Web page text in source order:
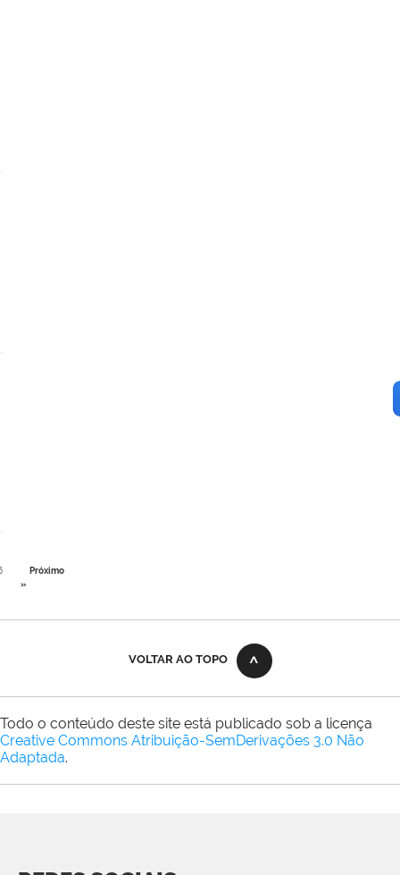
Próximo
»
VOLTAR AO TOPO
Todo o conteúdo deste site está publicado sob a licença
Creative Commons Atribuição-SemDerivações 3.0 Não
Adaptada.